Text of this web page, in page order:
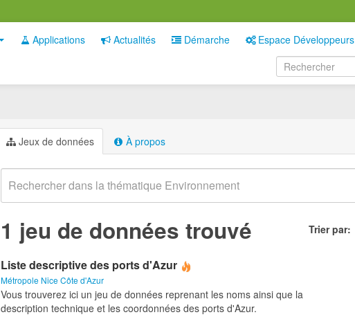
Applications Actualités Démarche Espace Développeurs
Jeux de données À propos
Trier par
1 jeu de données trouvé
Liste descriptive des ports d'Azur
Métropole Nice Côte d'Azur
Vous trouverez ici un jeu de données reprenant les noms ainsi que la
description technique et les coordonnées des ports d'Azur.